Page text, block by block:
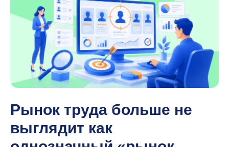
Рынок труда больше не
выглядит как